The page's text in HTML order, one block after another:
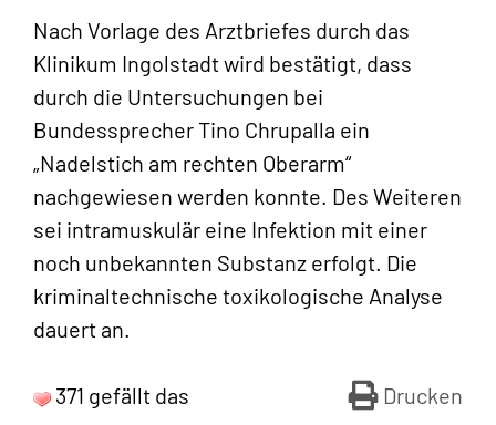
Nach Vorlage des Arztbriefes durch das
Klinikum Ingolstadt wird bestätigt, dass
durch die Untersuchungen bei
Bundessprecher Tino Chrupalla ein
„Nadelstich am rechten Oberarm“
nachgewiesen werden konnte. Des Weiteren
sei intramuskulär eine Infektion mit einer
noch unbekannten Substanz erfolgt. Die
kriminaltechnische toxikologische Analyse
dauert an.
Drucken
371 gefällt das